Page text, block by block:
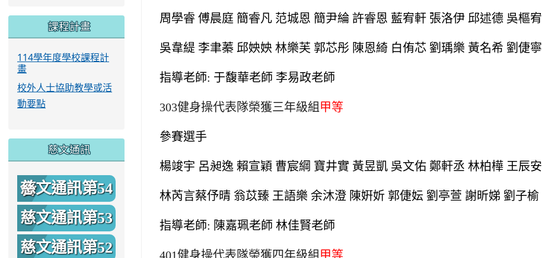
周學睿 傅晨庭 簡睿凡 范城恩 簡尹綸 許睿恩 藍宥軒 張洛伊 邱述德 吳樞宥
吳韋緹 李聿蓁 邱姎姎 林樂芙 郭芯彤 陳恩綺 白侑芯 劉瑀樂 黃名希 劉倢寧
指導老師: 于馥華老師 李易政老師
303健身操代表隊榮獲三年級組甲等
參賽選手
楊竣宇 呂昶逸 賴宣穎 曹宸綱 寶井實 黃昱凱 吳文佑 鄭軒丞 林柏樺 王辰安
林芮言蔡伃晴 翁苡臻 王語樂 余沐澄 陳姸妡 郭倢妘 劉亭萱 謝昕娣 劉子榆
指導老師: 陳嘉珮老師 林佳賢老師
401 健身操代表隊榮獲四年級組甲等
課程計畫
114學年度學校課程計
畫
校外人士協助教學或活
動要點
慈文通訊
慈文通訊第54
期
慈文通訊第53
期
慈文通訊第52